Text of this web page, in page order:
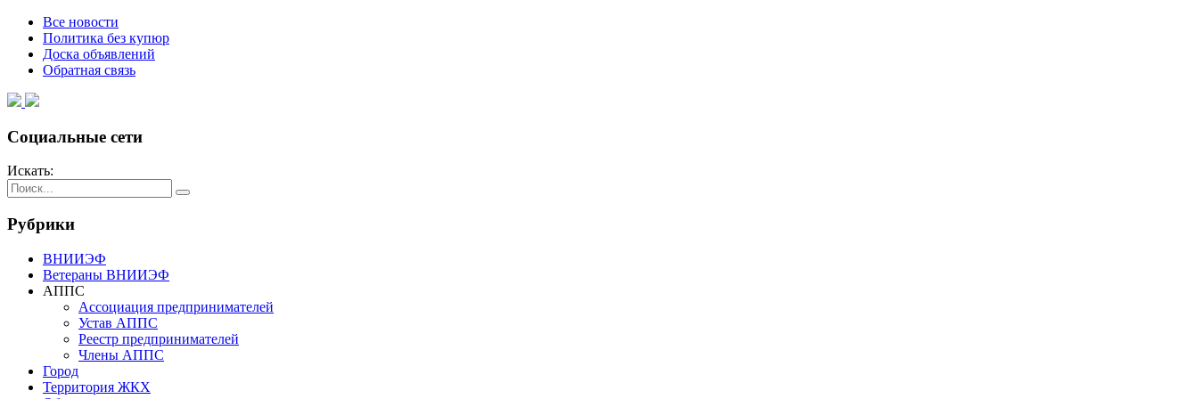
Все новости
Политика без купюр
Доска объявлений
Обратная связь
Социальные сети
Искать:
Рубрики
ВНИИЭФ
Ветераны ВНИИЭФ
АППС
Ассоциация предпринимателей
Устав АППС
Реестр предпринимателей
Члены АППС
Город
Территория ЖКХ